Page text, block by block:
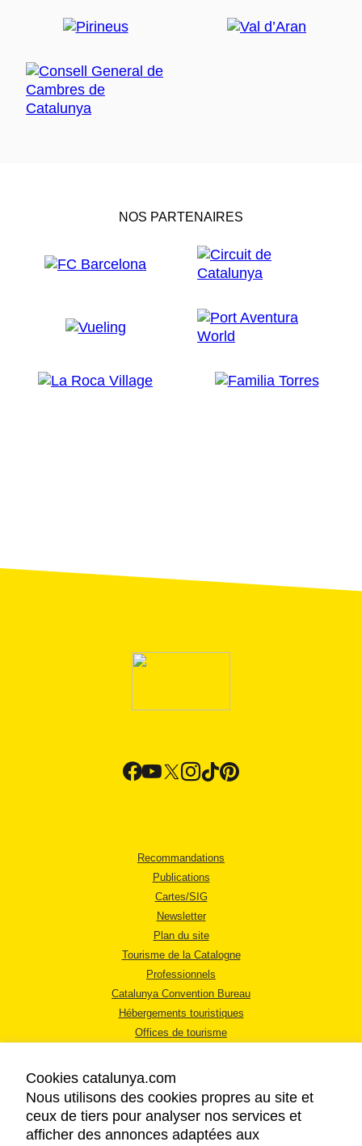
NOS PARTENAIRES
Recommandations
Publications
Cartes/SIG
Newsletter
Plan du site
Tourisme de la Catalogne
Professionnels
Catalunya Convention Bureau
Hébergements touristiques
Offices de tourisme
Cookies catalunya.com
Nous utilisons des cookies propres au site et
ceux de tiers pour analyser nos services et
afficher des annonces adaptées aux